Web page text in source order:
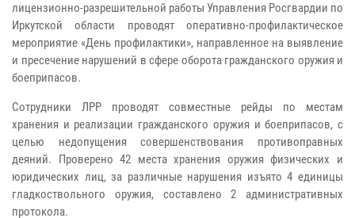
лицензионно-разрешительной работы Управления Росгвардии по
Иркутской области проводят оперативно-профилактическое
мероприятие «День профилактики», направленное на выявление
и пресечение нарушений в сфере оборота гражданского оружия и
боеприпасов.
Сотрудники ЛРР проводят совместные рейды по местам
хранения и реализации гражданского оружия и боеприпасов, с
целью недопущения совершенствования противоправных
деяний. Проверено 42 места хранения оружия физических и
юридических лиц, за различные нарушения изъято 4 единицы
гладкоствольного оружия, составлено 2 административных
протокола.